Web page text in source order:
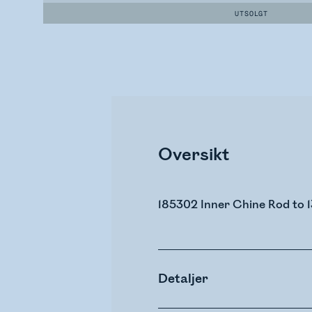
UTSOLGT
Oversikt
185302 Inner Chine Rod to
Detaljer